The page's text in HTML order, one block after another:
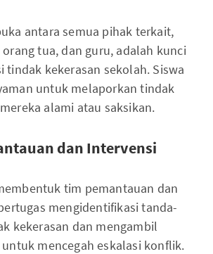
antara semua pihak terkait,
tua, dan guru, adalah kunci
tindak kekerasan sekolah. Siswa
untuk melaporkan tindak
alami atau saksikan.
dan Intervensi
tim pemantauan dan
mengidentifikasi tanda-
kekerasan dan mengambil
mencegah eskalasi konflik.